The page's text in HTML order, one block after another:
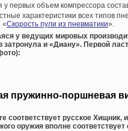
у первых объем компрессора
характеристики всех типов
«Скорость пули из пневматики».
у ведущих мировых
и «Диану». Первой
пружинно-поршневая
соответствует русское
оружия вполне